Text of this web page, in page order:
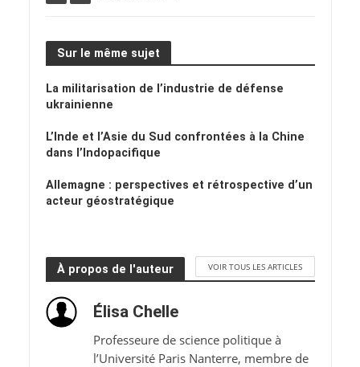
Sur le même sujet
La militarisation de l’industrie de défense
ukrainienne
L’Inde et l’Asie du Sud confrontées à la Chine
dans l’Indopacifique
Allemagne : perspectives et rétrospective d’un
acteur géostratégique
À propos de l'auteur VOIR TOUS LES ARTICLES
Élisa Chelle
Professeure de science politique à
l’Université Paris Nanterre, membre de